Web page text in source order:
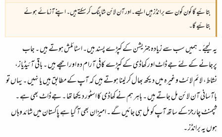
بتائیے گا کون کون سے برانڈز ہیں ایسے۔اور آن لائن شاپنگ کر سکتے ہیں۔ اپنے آزمائے ہوئے
بتائیے گا۔
یہ لیجئے ۔ ہمیں سب سے زیادہ جنریشن کے کپڑے پسند ہیں۔ اسٹائلش ہوتے ہیں ۔ جاب
پرجانے کے لئے جے ڈاٹ اور کھاڈی کے کپڑے کافی آرام دہ اور اچھے ہیں ۔ باقی آئیڈیاز،
نشاط، لائم لائٹ وغیرہ میں دیکھ بھال کر لینا ہوتے ہیں کہ آپ کے مطابق ہیں یا نہیں ۔ یہاں تو
باآسانی آن لائن مل جاتے ہیں ۔ باہر ہم نے کھاڈی کا اسٹور دیکھا تھا ۔ جے ڈاٹ بھی ہے ۔
شپمنٹ چارجز کے ساتھ آپ کو مل ہی جائیں گے ۔ امیزان بھی آ گیا ہے پاکستان میں شائد وہاں
ہوں یہ برانڈز ۔